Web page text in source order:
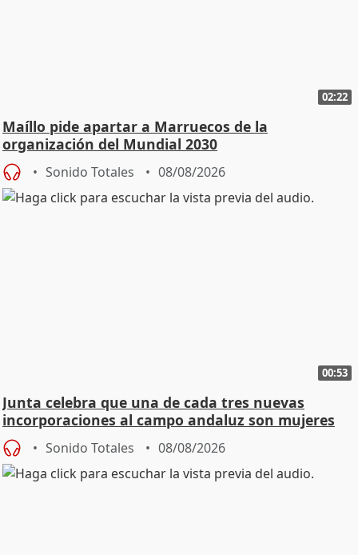
02:22
Maíllo pide apartar a Marruecos de la
organización del Mundial 2030
Sonido Totales 08/08/2026
00:53
Junta celebra que una de cada tres nuevas
incorporaciones al campo andaluz son mujeres
jóvenes
Sonido Totales 08/08/2026